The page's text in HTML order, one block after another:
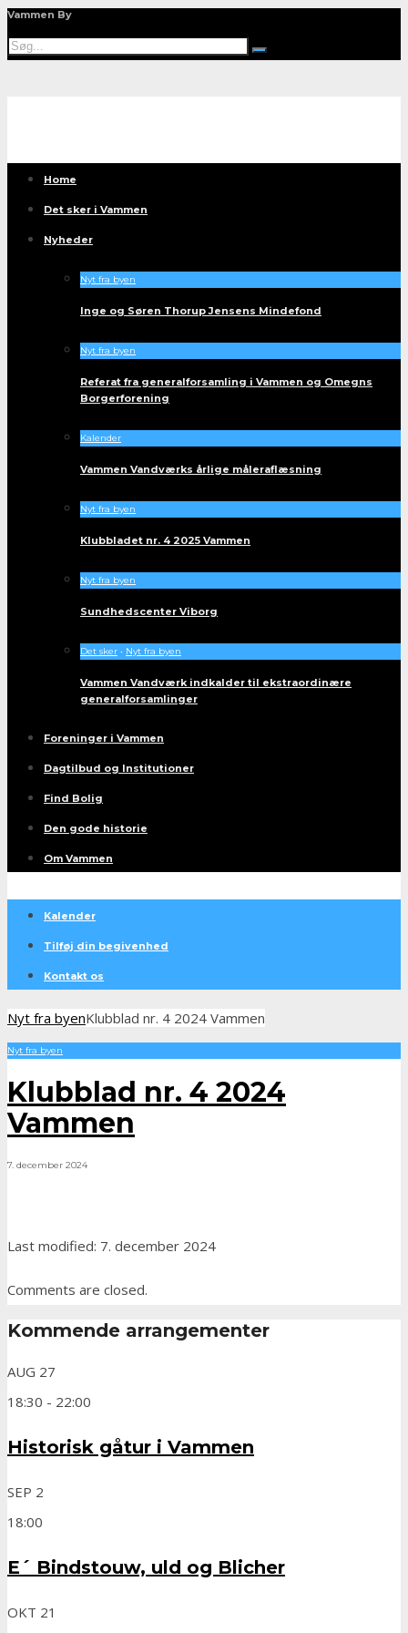
Vammen By
Home
Det sker i Vammen
Nyheder
Nyt fra byen
Inge og Søren Thorup Jensens Mindefond
Nyt fra byen
Referat fra generalforsamling i Vammen og Omegns
Borgerforening
Kalender
Vammen Vandværks årlige måleraflæsning
Nyt fra byen
Klubbladet nr. 4 2025 Vammen
Nyt fra byen
Sundhedscenter Viborg
Det sker • Nyt fra byen
Vammen Vandværk indkalder til ekstraordinære
generalforsamlinger
Foreninger i Vammen
Dagtilbud og Institutioner
Find Bolig
Den gode historie
Om Vammen
Kalender
Tilføj din begivenhed
Kontakt os
Nyt fra byenKlubblad nr. 4 2024 Vammen
Nyt fra byen
Klubblad nr. 4 2024
Vammen
7. december 2024
Last modified: 7. december 2024
Comments are closed.
Kommende arrangementer
AUG 27
18:30 - 22:00
Historisk gåtur i Vammen
SEP 2
18:00
E´ Bindstouw, uld og Blicher
OKT 21